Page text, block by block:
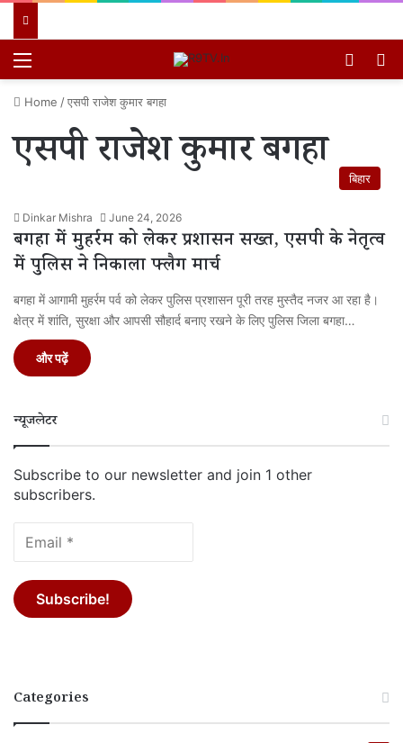
Home /एसपी राजेश कुमार बगहा
एसपी राजेश कुमार बगहा बिहार
Dinkar Mishra June 24, 2026
बगहा में मुहर्रम को लेकर प्रशासन सख्त, एसपी के नेतृत्व
में पुलिस ने निकाला फ्लैग मार्च
बगहा में आगामी मुहर्रम पर्व को लेकर पुलिस प्रशासन पूरी तरह मुस्तैद नजर आ रहा है।
क्षेत्र में शांति, सुरक्षा और आपसी सौहार्द बनाए रखने के लिए पुलिस जिला बगहा…
और पढ़ें
न्यूजलेटर
Subscribe to our newsletter and join 1 other
subscribers.
Categories